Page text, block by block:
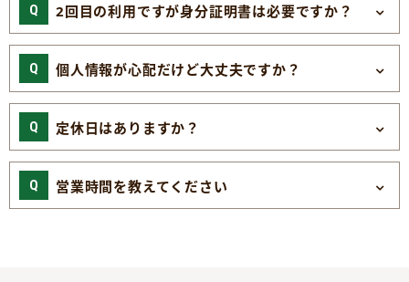
2回目の利用ですが身分証明書は必要ですか？
個人情報が心配だけど大丈夫ですか？
定休日はありますか？
営業時間を教えてください